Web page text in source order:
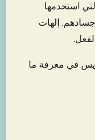
استخدمها
إلهات
في معرفة ما